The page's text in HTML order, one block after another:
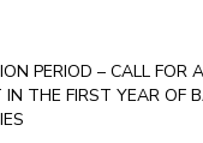
PERIOD – CALL FOR
IN THE FIRST YEAR OF